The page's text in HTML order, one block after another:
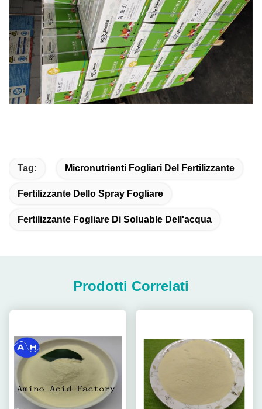
Tag: Micronutrienti Fogliari Del Fertilizzante
Fertilizzante Dello Spray Fogliare
Fertilizzante Fogliare Di Soluable Dell'acqua
Prodotti Correlati